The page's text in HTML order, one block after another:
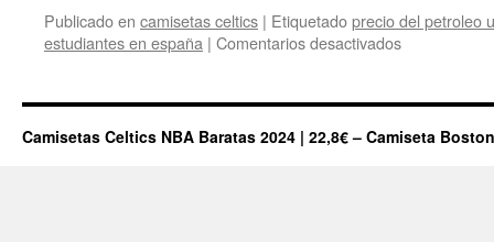
Publicado en camisetas celtics | Etiquetadoprecio del petroleo
estudiantes en españa | Comentarios desactivadosen
celtics
2017
Camisetas Celtics NBA Baratas 2024 | 22,8€ – Camiseta